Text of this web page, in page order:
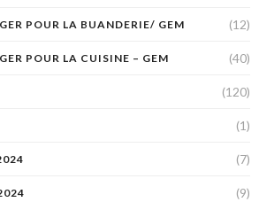
POUR LA BUANDERIE/ GEM (12)
POUR LA CUISINE – GEM (40)
(120)
(1)
(7)
(9)